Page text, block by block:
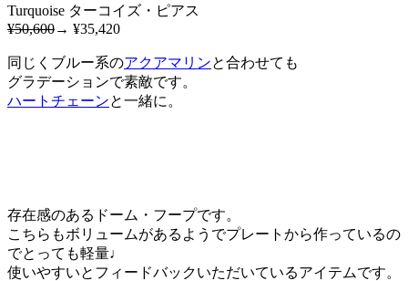
Turquoise ターコイズ・ピアス
¥50,600→ ¥35,420
同じくブルー系のアクアマリンと合わせても
グラデーションで素敵です。
ハートチェーンと一緒に。
存在感のあるドーム・フープです。
こちらもボリュームがあるようでプレートから作っているの
でとっても軽量♩
使いやすいとフィードバックいただいているアイテムです。